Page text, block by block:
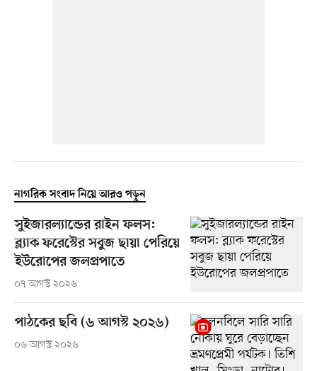
নাগরিক সংবাদ নিয়ে আরও পড়ুন
সুইজারল্যান্ডের রাইন ফলস:
ব্ল্যাক ফরেস্টের সবুজ ছায়া পেরিয়ে
ইউরোপের জলপ্রপাতে
০৭ আগস্ট ২০২৬
পাঠকের ছবি (৬ আগস্ট ২০২৬)
০৬ আগস্ট ২০২৬